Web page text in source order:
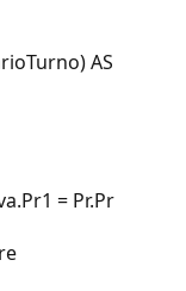
AS
= Pr.Pr